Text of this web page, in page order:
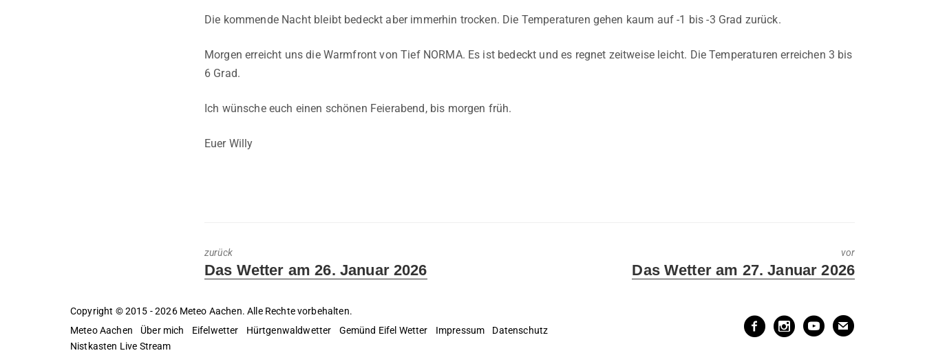
Die kommende Nacht bleibt bedeckt aber immerhin trocken. Die Temperaturen gehen kaum auf -1 bis -3 Grad zurück.
Morgen erreicht uns die Warmfront von Tief NORMA. Es ist bedeckt und es regnet zeitweise leicht. Die Temperaturen erreichen 3 bis
6 Grad.
Ich wünsche euch einen schönen Feierabend, bis morgen früh.
Euer Willy
zurück
Previous
Das Wetter am 26. Januar 2026
vor
Next
Das Wetter am 27. Januar 2026
Copyright © 2015 - 2026 Meteo Aachen. Alle Rechte vorbehalten.
Meteo Aachen
Über mich Eifelwetter Hürtgenwaldwetter Gemünd Eifel Wetter Impressum
Datenschutz
Nistkasten Live Stream